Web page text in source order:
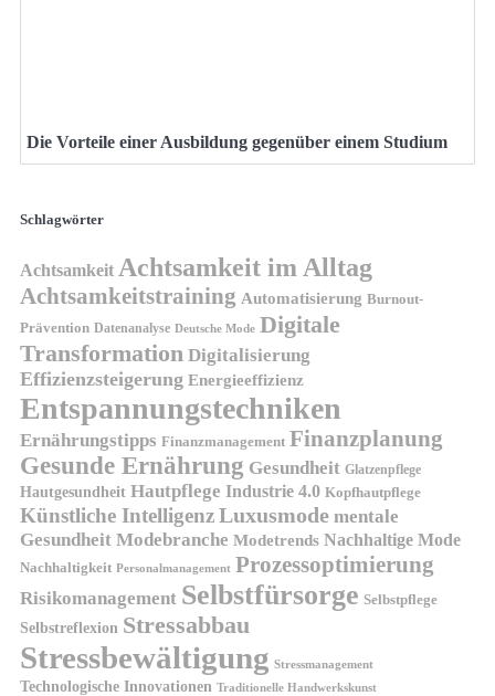
Die Vorteile einer Ausbildung gegenüber einem Studium
Schlagwörter
Achtsamkeit Achtsamkeit im Alltag
Achtsamkeitstraining Automatisierung Burnout-
Prävention Datenanalyse Deutsche Mode Digitale
Transformation Digitalisierung
Effizienzsteigerung Energieeffizienz
Entspannungstechniken
Ernährungstipps Finanzmanagement Finanzplanung
Gesunde Ernährung Gesundheit Glatzenpflege
Hautgesundheit Hautpflege Industrie 4.0 Kopfhautpflege
Künstliche IntelligenzLuxusmode mentale
Gesundheit Modebranche Modetrends Nachhaltige Mode
Nachhaltigkeit Personalmanagement Prozessoptimierung
Risikomanagement Selbstfürsorge Selbstpflege
Selbstreflexion Stressabbau
Stressbewältigung Stressmanagement
Technologische Innovationen Traditionelle Handwerkskunst